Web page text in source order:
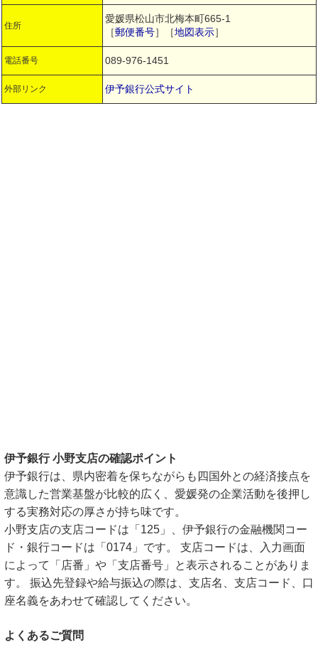
住所
愛媛県松山市北梅本町665-1
［郵便番号］［地図表示］
電話番号 089-976-1451
外部リンク 伊予銀行公式サイト
伊予銀行 小野支店の確認ポイント
伊予銀行は、県内密着を保ちながらも四国外との経済接点を
意識した営業基盤が比較的広く、愛媛発の企業活動を後押し
する実務対応の厚さが持ち味です。
小野支店の支店コードは「125」、伊予銀行の金融機関コー
ド・銀行コードは「0174」です。 支店コードは、入力画面
によって「店番」や「支店番号」と表示されることがありま
す。 振込先登録や給与振込の際は、支店名、支店コード、口
座名義をあわせて確認してください。
よくあるご質問